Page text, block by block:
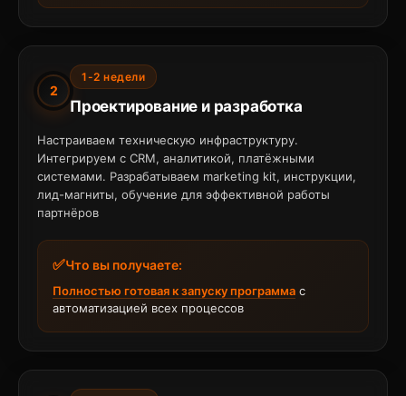
2
1-2 недели
Проектирование и разработка
Настраиваем техническую инфраструктуру.
Интегрируем с CRM, аналитикой, платёжными
системами. Разрабатываем marketing kit, инструкции,
лид-магниты, обучение для эффективной работы
партнёров
Что вы получаете:
Полностью готовая к запуску программа с
автоматизацией всех процессов